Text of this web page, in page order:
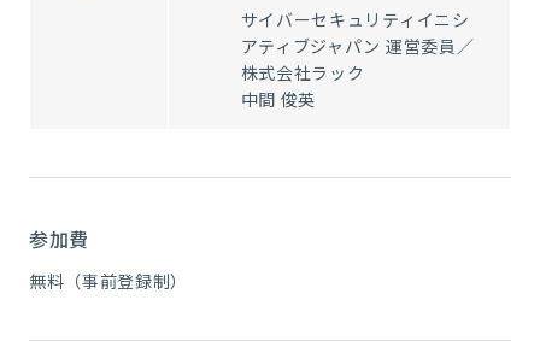
サイバーセキュリティイニシ
アティブジャパン 運営委員／
株式会社ラック
中間 俊英
参加費
無料（事前登録制）